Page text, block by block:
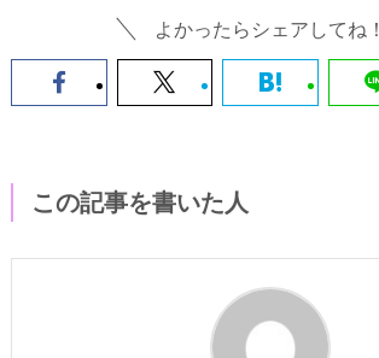
よかったらシェアしてね！
この記事を書いた人